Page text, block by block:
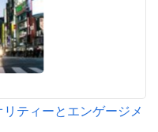
リティーとエンゲージメ